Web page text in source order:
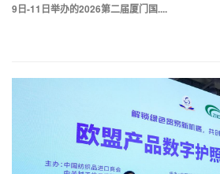
9日-11日举办的2026第二届厦门国....